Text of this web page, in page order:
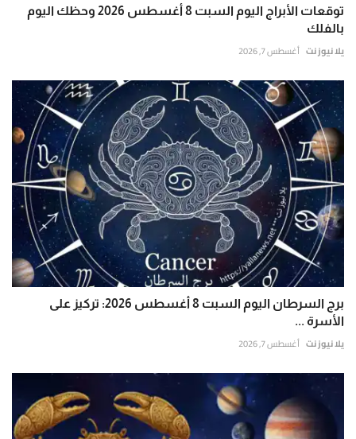
توقعات الأبراج اليوم السبت 8 أغسطس 2026 وحظك اليوم
بالفلك
يلا نيوز نت أغسطس 7, 2026
برج السرطان اليوم السبت 8 أغسطس 2026: تركيز على
الأسرة ...
يلا نيوز نت أغسطس 7, 2026